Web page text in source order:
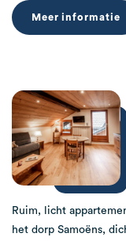
Meer informatie
Ruim, licht
het dorp Samoëns,